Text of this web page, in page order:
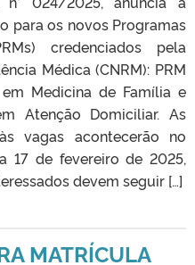
para os novos Programas
credenciados pela
Médica (CNRM): PRM
Medicina de Família e
Atenção Domiciliar. As
vagas acontecerão no
17 de fevereiro de 2025,
devem seguir […]
MATRÍCULA